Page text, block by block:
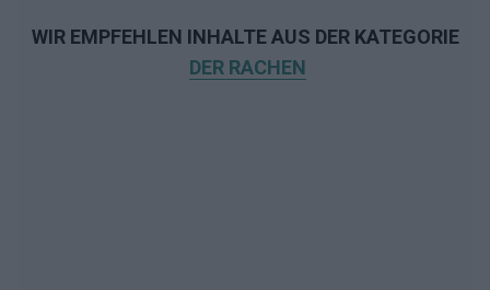
WIR EMPFEHLEN INHALTE AUS DER KATEGORIE
DER RACHEN